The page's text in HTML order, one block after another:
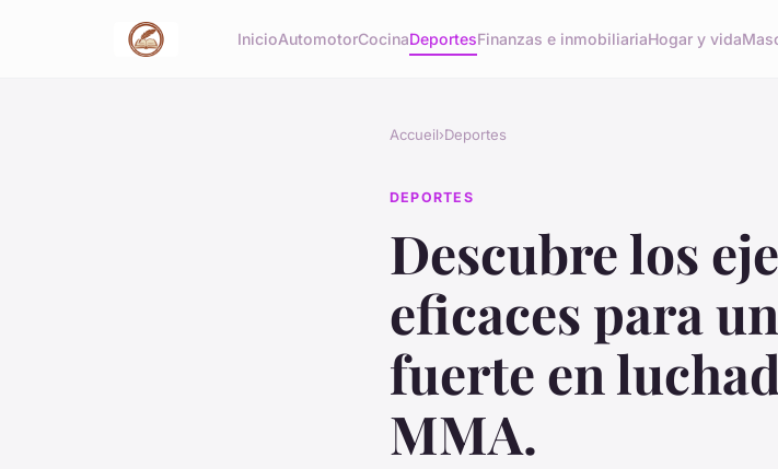
InicioAutomotorCocinaDeportesFinanzas e inmobiliariaHogar y vida
Accueil›Deportes
DEPORTES
Descubre los
eficaces para
fuerte en
MMA.